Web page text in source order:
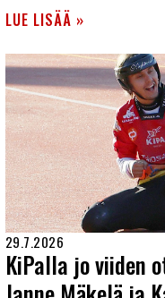
LUE LISÄÄ »
29.7.2026
KiPalla jo viiden